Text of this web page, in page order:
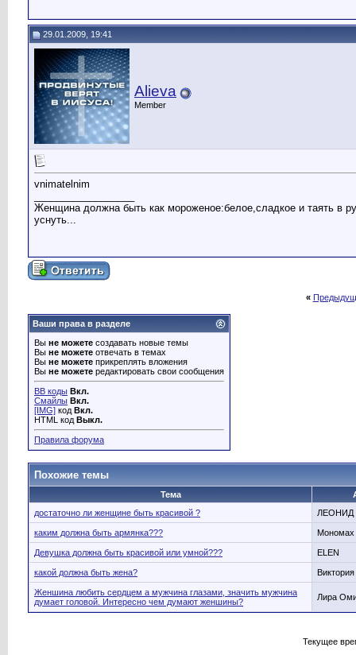
29.01.2009, 19:41
Alieva
Member
vnimatelnim
Женщина должна быть как мороженое:белое,сладкое и таять в
уснуть...
«
Ваши права в разделе
Вы не можете создавать новые темы
Вы не можете отвечать в темах
Вы не можете прикреплять вложения
Вы не можете редактировать свои сообщения
BB коды Вкл.
Смайлы Вкл.
[IMG] код Вкл.
HTML код Выкл.
Правила форума
Похожие темы
Тема
достаточно ли женщине быть красивой ?
ЛЕОНИД
каким должна быть армянка??? Мономах
Девушка должна быть красивой или умной??? ELEN
какой должна быть жена?
Женшина любить сердцем а мужчина глазами, значить мужчина
думает головой. Интересно чем думают женшины?
Лира
Текущее